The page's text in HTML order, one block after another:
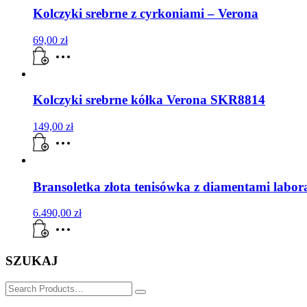
Kolczyki srebrne z cyrkoniami – Verona
69,00 zł
Kolczyki srebrne kółka Verona SKR8814
149,00 zł
Bransoletka złota tenisówka z diamentami
6.490,00 zł
SZUKAJ
SZUKAJ
for: